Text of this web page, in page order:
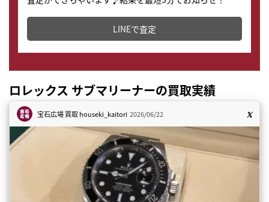
どこからでもすぐに査定金額を知ることが出来ます。
LINEで査定
ロレックス サブマリーナーの買取実績
宝石広場 買取houseki_kaitori 2026/06/22